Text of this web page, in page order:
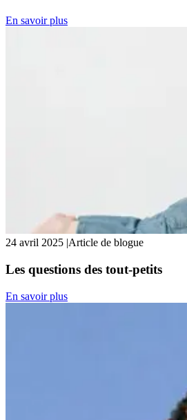
En savoir plus
24 avril 2025 |Article de blogue
Les questions des tout-petits
En savoir plus